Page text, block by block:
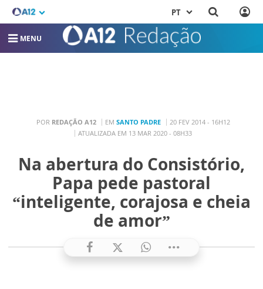
PT
MENU
POR REDAÇÃO A12 EM SANTO PADRE
20 FEV 2014 - 16H12
ATUALIZADA EM 13 MAR 2020 - 08H33
Na abertura do Consistório,
Papa pede pastoral
“inteligente, corajosa e cheia
de amor”